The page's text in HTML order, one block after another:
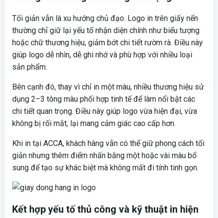
Tối giản vẫn là xu hướng chủ đạo. Logo in trên giấy nến
thường chỉ giữ lại yếu tố nhận diện chính như biểu tượng
hoặc chữ thương hiệu, giảm bớt chi tiết rườm rà. Điều này
giúp logo dễ nhìn, dễ ghi nhớ và phù hợp với nhiều loại
sản phẩm.
Bên cạnh đó, thay vì chỉ in một màu, nhiều thương hiệu sử
dụng 2–3 tông màu phối hợp tinh tế để làm nổi bật các
chi tiết quan trọng. Điều này giúp logo vừa hiện đại, vừa
không bị rối mắt, lại mang cảm giác cao cấp hơn.
Khi in tại ACCA, khách hàng vẫn có thể giữ phong cách tối
giản nhưng thêm điểm nhấn bằng một hoặc vài màu bổ
sung để tạo sự khác biệt mà không mất đi tính tinh gọn.
Kết hợp yếu tố thủ công và kỹ thuật in hiện